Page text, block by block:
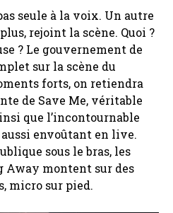
seule à la voix. Un autre
rejoint la scène. Quoi ?
? Le gouvernement de
sur la scène du
forts, on retiendra
de Save Me, véritable
que l’incontournable
envoûtant en live.
sous le bras, les
montent sur des
micro sur pied.